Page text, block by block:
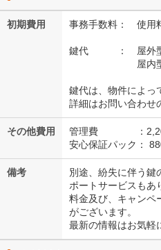
初期費用 事務手数料： 使用
鍵代 ： 屋外型
屋内型の
鍵代は、物件によっ
詳細はお問い合わせ
その他費用
管理費 ：
安心保証パック：
備考
別途、紛失に伴う鍵
ポートサービスもあ
料金及び、キャンペ
がございます。
最新の情報はお気軽